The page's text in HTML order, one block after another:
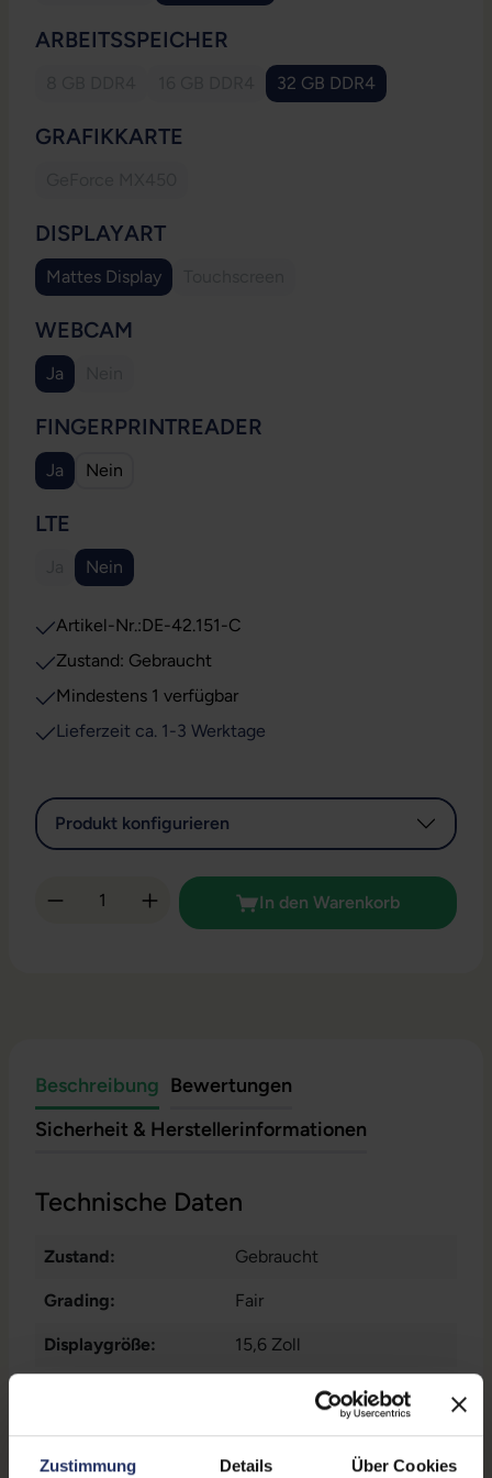
Zustimmung Details Über Cookies
ARBEITSSPEICHER
(Diese Option ist zurzeit nicht verfügbar.)
(Diese Option ist zurzeit nicht verfügbar.)
32 GB DDR4
GRAFIKKARTE
DISPLAYARTAUSWÄHLEN
Mattes Display
WEBCAM
Ja
FINGERPRINTREADER
Ja Nein
LTE
(Diese Option ist zurzeit nicht verfügbar.)
Nein
Artikel-Nr.:DE-42.151-C
Zustand: Gebraucht
Mindestens 1 verfügbar
Lieferzeit ca. 1-3 Werktage
Produkt konfigurieren
Produkt Anzahl: Gib den gewünschten
In den Warenkorb
Beschreibung Bewertungen
Sicherheit & Herstellerinformationen
Technische Daten
Zustand: Gebraucht
Grading: Fair
Displaygröße: 15,6 Zoll
1920 x 1080 FHD
Displayart: Mattes Display